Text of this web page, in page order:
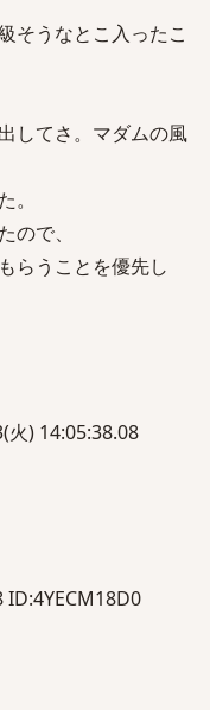
そうなとこ入ったこ
してさ。マダムの風
ので、
らうことを優先し
) 14:05:38.08